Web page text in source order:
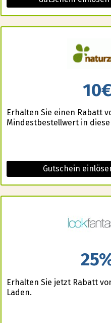
10€
Erhalten Sie einen Rabatt
Mindestbestellwert in
Gutschein
Erhalten Sie jetzt Rabatt
Laden.